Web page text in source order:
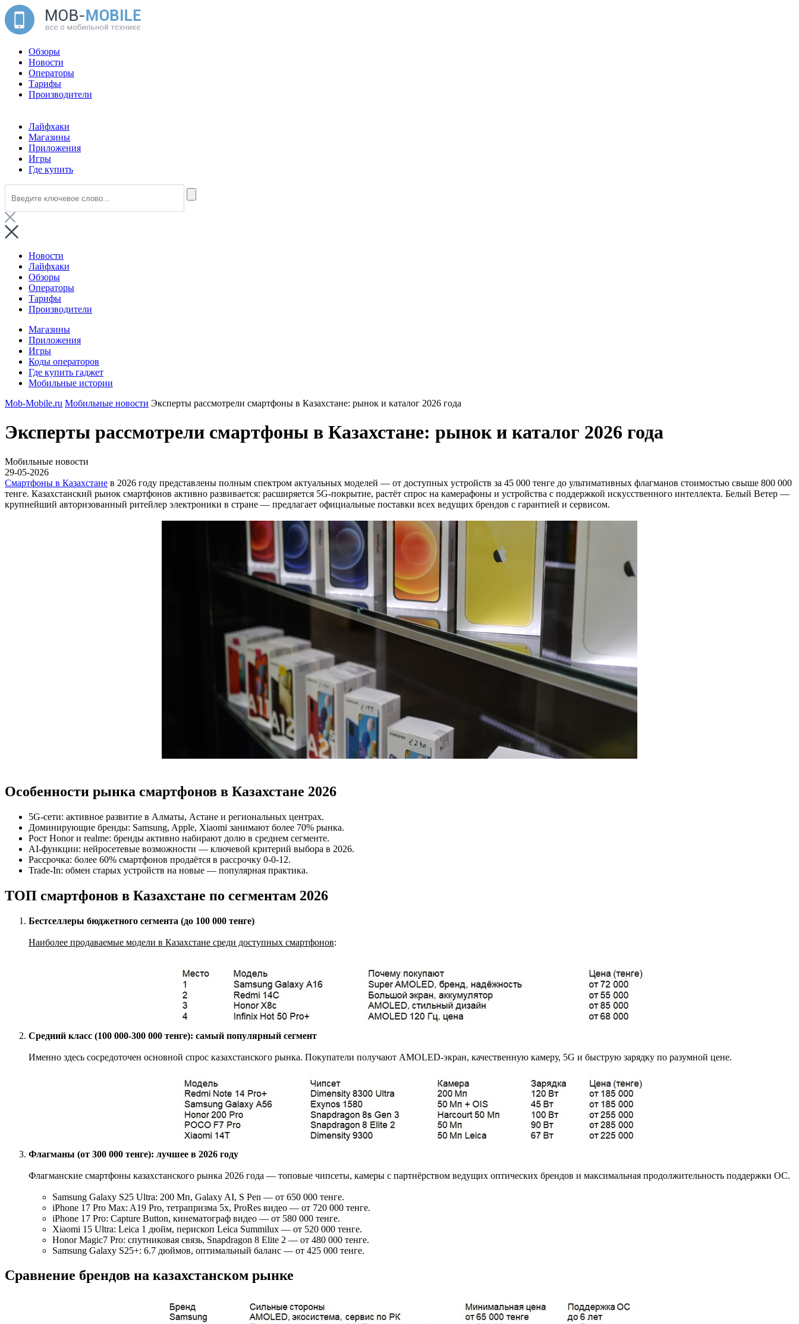
Обзоры
Новости
Операторы
Тарифы
Производители
Лайфхаки
Магазины
Приложения
Игры
Где купить
Новости
Лайфхаки
Обзоры
Операторы
Тарифы
Производители
Магазины
Приложения
Игры
Коды операторов
Где купить гаджет
Мобильные истории
Mob-Mobile.ru Мобильные новости Эксперты рассмотрели смартфоны в Казахстане: рынок и каталог 2026 года
Эксперты рассмотрели смартфоны в Казахстане: рынок и каталог 2026 года
Мобильные новости
29-05-2026
Смартфоны в Казахстане в 2026 году представлены полным спектром актуальных моделей — от доступных устройств за 45 000 тенге до ультимативных флагманов стоимостью свыше 800 000
тенге. Казахстанский рынок смартфонов активно развивается: расширяется 5G-покрытие, растёт спрос на камерафоны и устройства с поддержкой искусственного интеллекта. Белый Ветер —
крупнейший авторизованный ритейлер электроники в стране — предлагает официальные поставки всех ведущих брендов с гарантией и сервисом.
Особенности рынка смартфонов в Казахстане 2026
5G-сети: активное развитие в Алматы, Астане и региональных центрах.
Доминирующие бренды: Samsung, Apple, Xiaomi занимают более 70% рынка.
Рост Honor и realme: бренды активно набирают долю в среднем сегменте.
AI-функции: нейросетевые возможности — ключевой критерий выбора в 2026.
Рассрочка: более 60% смартфонов продаётся в рассрочку 0-0-12.
Trade-In: обмен старых устройств на новые — популярная практика.
ТОП смартфонов в Казахстане по сегментам 2026
Бестселлеры бюджетного сегмента (до 100 000 тенге)
Наиболее продаваемые модели в Казахстане среди доступных смартфонов:
Средний класс (100 000-300 000 тенге): самый популярный сегмент
Именно здесь сосредоточен основной спрос казахстанского рынка. Покупатели получают AMOLED-экран, качественную камеру, 5G и быструю зарядку по разумной цене.
Флагманы (от 300 000 тенге): лучшее в 2026 году
Флагманские смартфоны казахстанского рынка 2026 года — топовые чипсеты, камеры с партнёрством ведущих оптических брендов и максимальная продолжительность поддержки ОС.
Samsung Galaxy S25 Ultra: 200 Мп, Galaxy AI, S Pen — от 650 000 тенге.
iPhone 17 Pro Max: A19 Pro, тетрапризма 5х, ProRes видео — от 720 000 тенге.
iPhone 17 Pro: Capture Button, кинематограф видео — от 580 000 тенге.
Xiaomi 15 Ultra: Leica 1 дюйм, перископ Leica Summilux — от 520 000 тенге.
Honor Magic7 Pro: спутниковая связь, Snapdragon 8 Elite 2 — от 480 000 тенге.
Samsung Galaxy S25+: 6.7 дюймов, оптимальный баланс — от 425 000 тенге.
Сравнение брендов на казахстанском рынке